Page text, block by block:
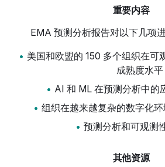
重要内容
EMA 预测分析报告对以下几项
美国和欧盟的 150 多个组织在可
成熟度水平
AI 和 ML 在预测分析中的
组织在越来越复杂的数字化
预测分析和可观测
其他资源